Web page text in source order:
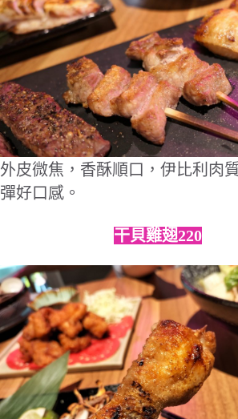
外皮微焦，香酥順口，伊比利肉
彈好口感。
干貝雞翅220